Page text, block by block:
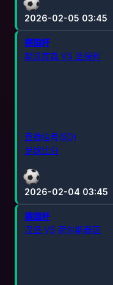
2026-02-05 03:45
2026-02-04 03:45
德国杯
勒沃库森 VS 圣保利
直播信号(SD)
足球比分
德国杯
汉堡 VS 荷尔斯泰因